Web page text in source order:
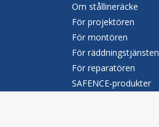
Om stållineräcke
För projektören
För montören
För räddningstjänsten
För reparatören
SAFENCE-produkter